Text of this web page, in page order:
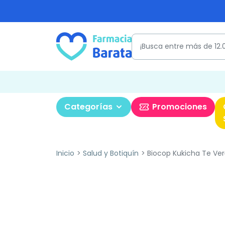
Categorías Promociones
Inicio Salud y Botiquín Biocop Kukicha Te